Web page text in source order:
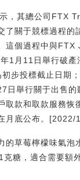
，其總公司FTX
了關于競標過程的
這個過程中與FTX
1月11日舉行破產
步投標截止日期
日舉行關于出售的
取款和取款服務恢
月底公布。
的草莓檸檬味氣泡
糖，適合需要額